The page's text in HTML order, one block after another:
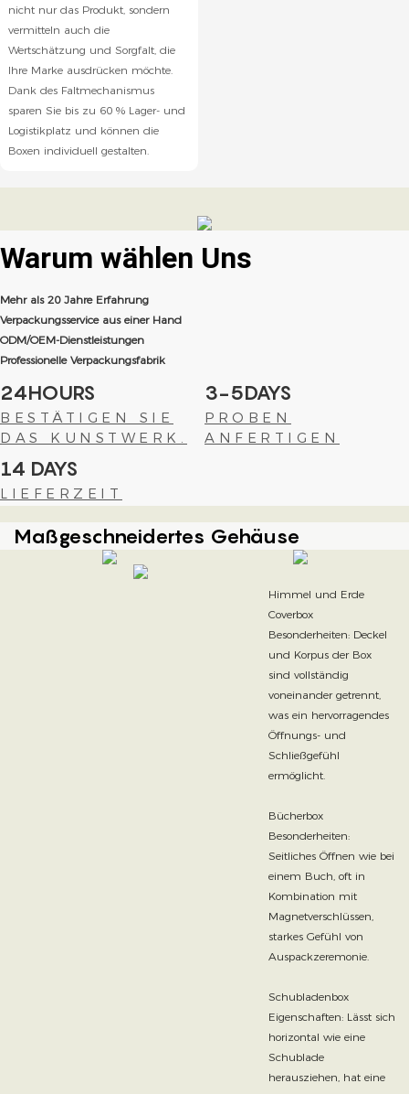
nicht nur das Produkt, sondern
vermitteln auch die
Wertschätzung und Sorgfalt, die
Ihre Marke ausdrücken möchte.
Dank des Faltmechanismus
sparen Sie bis zu 60 % Lager- und
Logistikplatz und können die
Boxen individuell gestalten.
Warum wählen Uns
Mehr als 20 Jahre Erfahrung
Verpackungsservice aus einer Hand
ODM/OEM-Dienstleistungen
Professionelle Verpackungsfabrik
24HOURS
BESTÄTIGEN SIE
DAS KUNSTWERK.
3-5DAYS
PROBEN
ANFERTIGEN
14 DAYS
LIEFERZEIT
Maßgeschneidertes Gehäuse
Himmel und Erde
Coverbox
Besonderheiten: Deckel
und Korpus der Box
sind vollständig
voneinander getrennt,
was ein hervorragendes
Öffnungs- und
Schließgefühl
ermöglicht.
Bücherbox
Besonderheiten:
Seitliches Öffnen wie bei
einem Buch, oft in
Kombination mit
Magnetverschlüssen,
starkes Gefühl von
Auspackzeremonie.
Schubladenbox
Eigenschaften: Lässt sich
horizontal wie eine
Schublade
herausziehen, hat eine